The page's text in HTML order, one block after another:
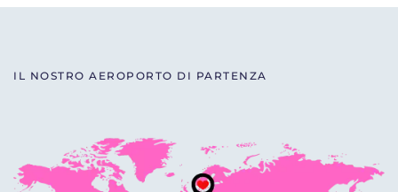
IL NOSTRO AEROPORTO DI PARTENZA